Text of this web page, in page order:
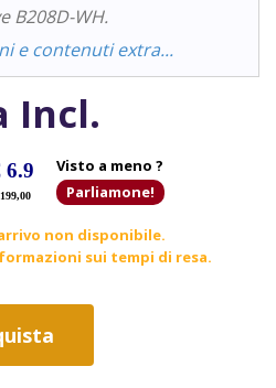
B208D-WH.
e contenuti extra...
Incl.
6.9
Visto a meno ?
Parliamone!
non disponibile.
sui tempi di resa.